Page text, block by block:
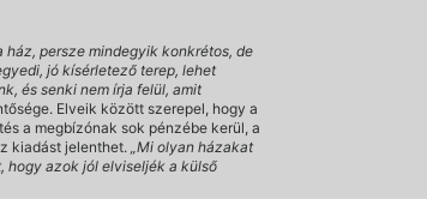
persze mindegyik konkrétos, de
jó kísérletező terep, lehet
és senki nem írja felül, amit
Elveik között szerepel, hogy a
a megbízónak sok pénzébe kerül, a
kiadást jelenthet. „Mi olyan házakat
hogy azok jól elviseljék a külső